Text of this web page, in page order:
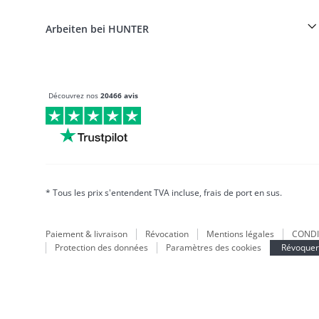
Le cuir est notre passion
BVB Dortmund
Pour les petits chiens
Monde des cadeaux
sacs à main
Le monde du cuir
München
Durable
Arbeiten bei HUNTER
Découvrez nos 20466 avis
* Tous les prix s'entendent TVA incluse, frais de port en sus.
Paiement & livraison Révocation Mentions légales
Protection des données
Paramètres des cookies